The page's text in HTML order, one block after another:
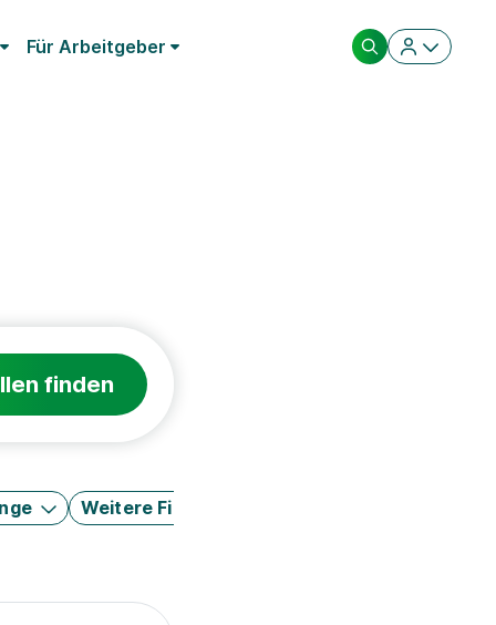
Für Arbeitgeber
finden
Weitere Filter